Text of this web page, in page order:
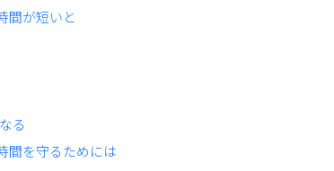
間が短いと
る
間を守るためには